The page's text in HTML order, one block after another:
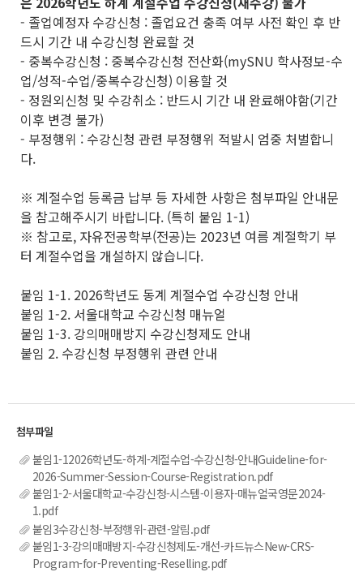
- 졸업예정자 수강신청 : 졸업요건 충족 여부 사전 확인 후 반
드시 기간 내 수강신청 완료할 것
- 중복수강신청 : 중복수강신청 전산화(mySNU 학사정보-수
업/성적-수업/중복수강신청) 이용할 것
- 정원외신청 및 수강취소 : 반드시 기간 내 완료해야함(기간
이후 변경 불가)
- 부정행위 : 수강신청 관련 부정행위 적발시 엄중 처벌합니
다.
※ 계절수업 등록금 납부 등 자세한 사항은 첨부파일 안내문
을 참고해주시기 바랍니다. (특히 붙임 1-1)
※ 참고로, 자유전공학부(전공)는 2023년 여름 계절학기 부
터 계절수업을 개설하지 않습니다.
붙임 1-1. 2026학년도 동계 계절수업 수강신청 안내
붙임 1-2. 서울대학교 수강신청 매뉴얼
붙임 1-3. 강의매매방지 수강신청제도 안내
붙임 2. 수강신청 부정행위 관련 안내
붙임1-12026학년도-하계-계절수업-수강신청-안내Guideline-for-
2026-Summer-Session-Course-Registration.pdf
붙임1-2-서울대학교-수강신청-시스템-이용자-매뉴얼국영문2024-
1.pdf
붙임3수강신청-부정행위-관련-알림.pdf
붙임1-3-강의매매방지-수강신청제도-개선-카드뉴스New-CRS-
Program-for-Preventing-Reselling.pdf